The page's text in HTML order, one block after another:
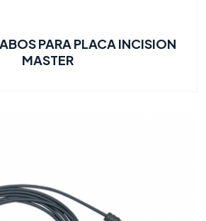
PARA PLACA INCISION
MASTER